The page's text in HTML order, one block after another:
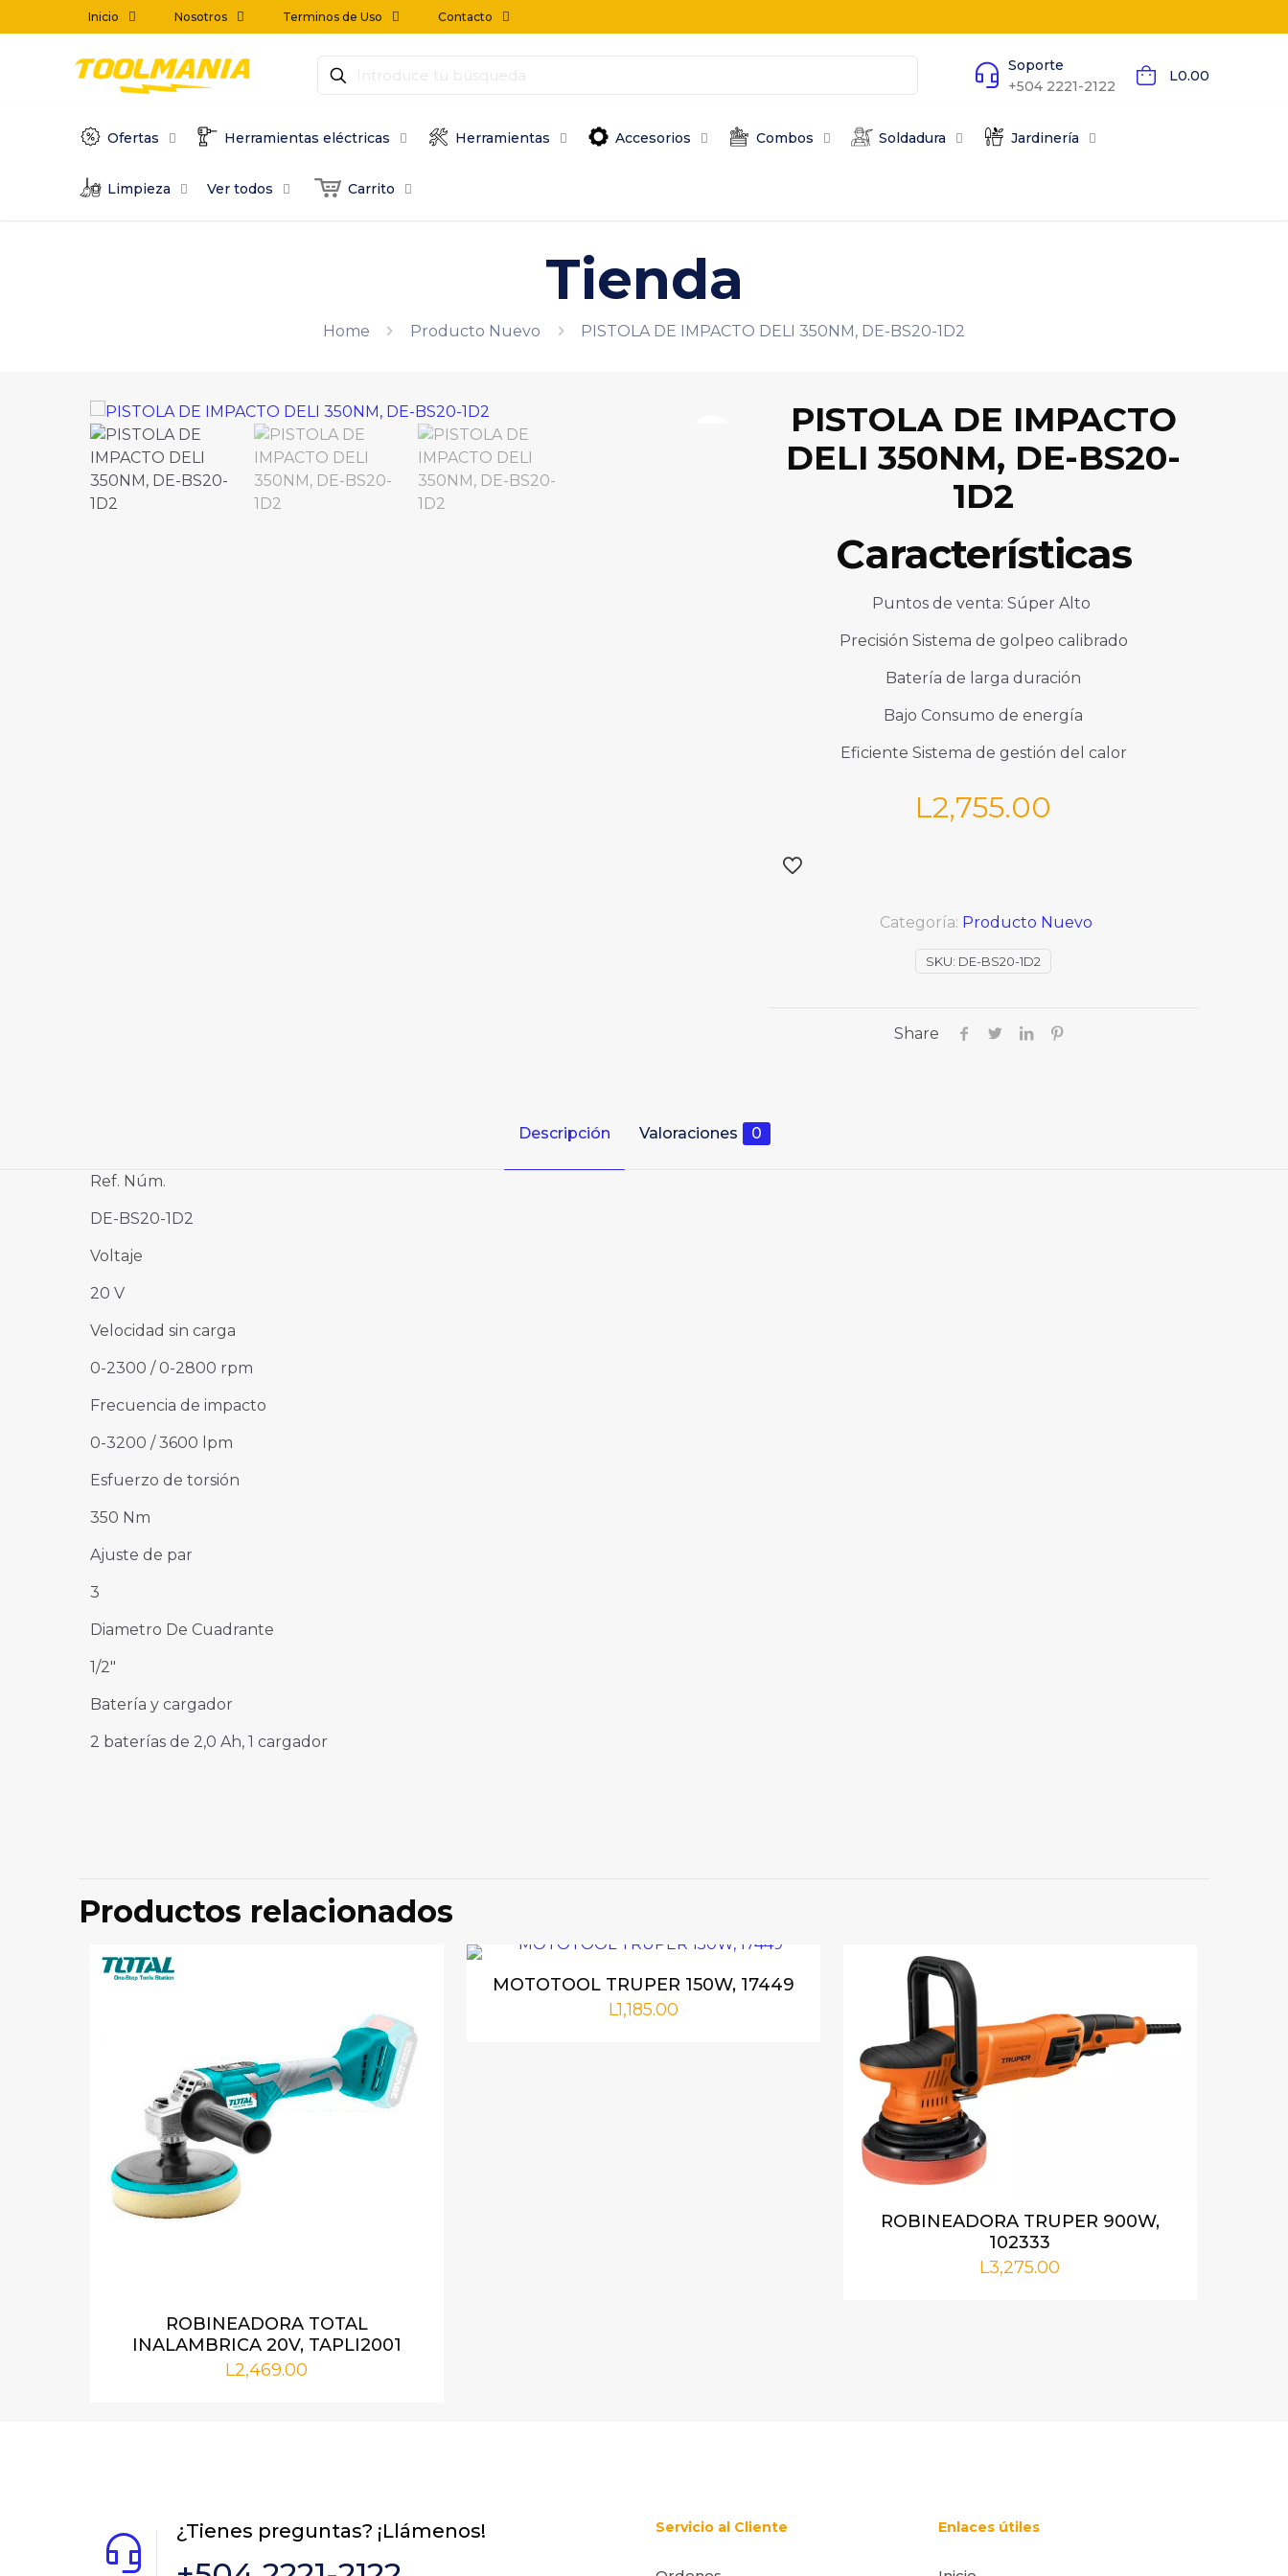
Inicio Nosotros Terminos de Uso Contacto
Soporte
+504 2221-2122
L0.00
Ofertas Herramientas eléctricas Herramientas Accesorios Combos Soldadura Jardinería
Limpieza Ver todos Carrito
Tienda
Home Producto Nuevo PISTOLA DE IMPACTO DELI 350NM, DE-BS20-1D2
PISTOLA DE IMPACTO
DELI 350NM, DE-BS20-
1D2
Características
Puntos de venta: Súper Alto
Precisión Sistema de golpeo calibrado
Batería de larga duración
Bajo Consumo de energía
Eficiente Sistema de gestión del calor
L2,755.00
SKU: DE-BS20-1D2
Categoría: Producto Nuevo
Share
Descripción Valoraciones 0
Ref. Núm.
DE-BS20-1D2
Voltaje
20 V
Velocidad sin carga
0-2300 / 0-2800 rpm
Frecuencia de impacto
0-3200 / 3600 lpm
Esfuerzo de torsión
350 Nm
Ajuste de par
3
Diametro De Cuadrante
1/2″
Batería y cargador
2 baterías de 2,0 Ah, 1 cargador
BS20-1D2”
Tu dirección de correo electrónico no será publicada.
Los campos obligatorios están
Tu puntuación
5 de 5
estrellas
próxima vez que comente.
Productos relacionados
ROBINEADORA TOTAL
INALAMBRICA 20V, TAPLI2001
L2,469.00
MOTOTOOL TRUPER 150W, 17449
L1,185.00
ROBINEADORA TRUPER 900W,
102333
L3,275.00
¿Tienes preguntas? ¡Llámenos! Servicio al Cliente Enlaces útiles